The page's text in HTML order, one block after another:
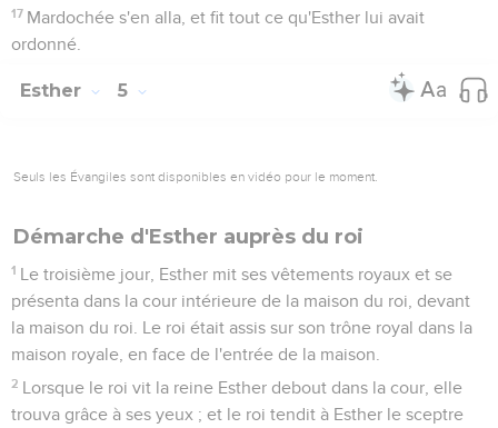
17 Mardochée s'en alla, et fit tout ce qu'Esther lui avait
ordonné.
Esther 5
Seuls les Évangiles sont disponibles en vidéo pour le moment.
Démarche d'Esther auprès du roi
1 Le troisième jour, Esther mit ses vêtements royaux et se
présenta dans la cour intérieure de la maison du roi, devant
la maison du roi. Le roi était assis sur son trône royal dans la
maison royale, en face de l'entrée de la maison.
2 Lorsque le roi vit la reine Esther debout dans la cour, elle
trouva grâce à ses yeux ; et le roi tendit à Esther le sceptre